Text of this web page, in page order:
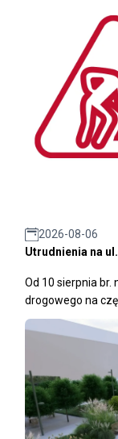
2026-08-06
Utrudnienia na
Od 10 sierpnia
drogowego na